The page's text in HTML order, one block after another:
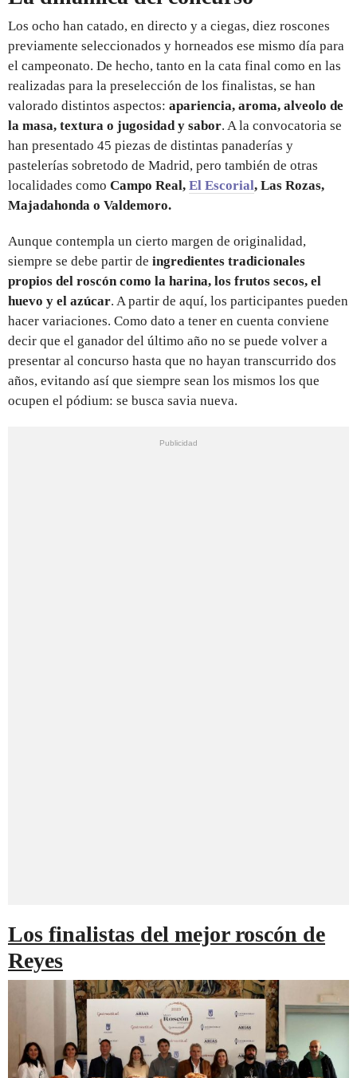
Los ocho han catado, en directo y a ciegas, diez roscones
previamente seleccionados y horneados ese mismo día para
el campeonato. De hecho, tanto en la cata final como en las
realizadas para la preselección de los finalistas, se han
valorado distintos aspectos: apariencia, aroma, alveolo de
la masa, textura o jugosidad y sabor. A la convocatoria se
han presentado 45 piezas de distintas panaderías y
pastelerías sobretodo de Madrid, pero también de otras
localidades como Campo Real, El Escorial, Las Rozas,
Majadahonda o Valdemoro.
Aunque contempla un cierto margen de originalidad,
siempre se debe partir de ingredientes tradicionales
propios del roscón como la harina, los frutos secos, el
huevo y el azúcar. A partir de aquí, los participantes pueden
hacer variaciones. Como dato a tener en cuenta conviene
decir que el ganador del último año no se puede volver a
presentar al concurso hasta que no hayan transcurrido dos
años, evitando así que siempre sean los mismos los que
ocupen el pódium: se busca savia nueva.
Los finalistas del mejor roscón de
Reyes